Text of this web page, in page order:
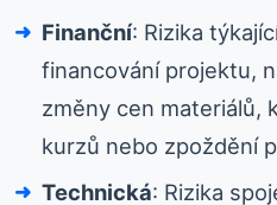
Finanční: Rizika
financování projektu,
změny cen materiálů,
kurzů nebo zpoždění
Technická: Rizika